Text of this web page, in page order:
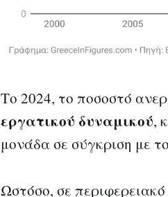
Το 2024, το ποσοστό
εργατικού δυναμικού,
μονάδα σε σύγκριση με
Ωστόσο, σε